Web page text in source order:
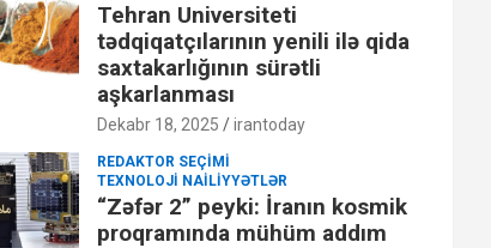
Tehran Universiteti
tədqiqatçılarının yenili ilə qida
saxtakarlığının sürətli
aşkarlanması
Dekabr 18, 2025 irantoday
REDAKTOR SEÇIMI
TEXNOLOJI NAILIYYƏTLƏR
“Zəfər 2” peyki: İranın kosmik
proqramında mühüm addım